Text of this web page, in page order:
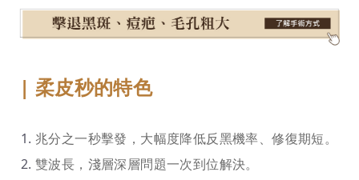
| 柔皮秒的特色
兆分之一秒擊發，大幅度降低反黑機率、修復期短。
雙波長，淺層深層問題一次到位解決。